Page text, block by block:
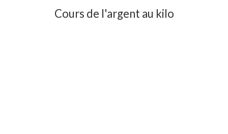
Cours de l'argent au kilo